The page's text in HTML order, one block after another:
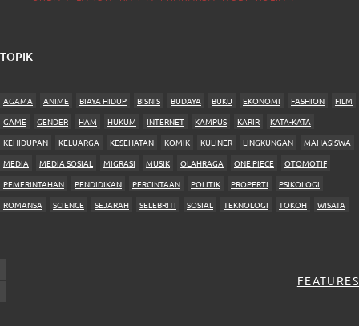
TOPIK
AGAMA ANIME BIAYA HIDUP BISNIS BUDAYA BUKU EKONOMI FASHION
FILM
GAME
GENDER HAM HUKUM INTERNET KAMPUS KARIR
KATA-KATA
KEHIDUPAN
KELUARGA KESEHATAN KOMIK KULINER LINGKUNGAN
MAHASISWA
MEDIA
MEDIA SOSIAL MIGRASI MUSIK OLAHRAGA ONE PIECE
OTOMOTIF
PEMERINTAHAN
PENDIDIKAN PERCINTAAN POLITIK PROPERTI
PSIKOLOGI
ROMANSA
SCIENCE SEJARAH SELEBRITI SOSIAL TEKNOLOGI TOKOH WISATA
FEATURES